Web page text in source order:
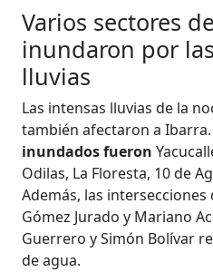
Varios sectores
inundaron por
lluvias
Las intensas lluvias de la
también afectaron a Ibarra.
inundados fueron
Odilas, La Floresta, 10 de
Además, las intersecciones
Gómez Jurado y Mariano
Guerrero y Simón Bolívar
de agua.